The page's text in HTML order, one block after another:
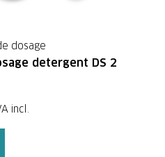
dosage
detergent DS 2
incl.